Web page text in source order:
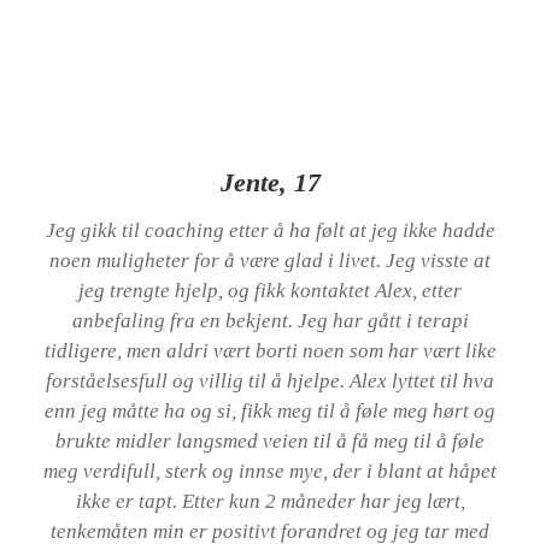
Jente, 17
Jeg gikk til coaching etter å ha følt at jeg ikke hadde
noen muligheter for å være glad i livet. Jeg visste at
jeg trengte hjelp, og fikk kontaktet Alex, etter
anbefaling fra en bekjent. Jeg har gått i terapi
tidligere, men aldri vært borti noen som har vært like
forståelsesfull og villig til å hjelpe. Alex lyttet til hva
enn jeg måtte ha og si, fikk meg til å føle meg hørt og
brukte midler langsmed veien til å få meg til å føle
meg verdifull, sterk og innse mye, der i blant at håpet
ikke er tapt. Etter kun 2 måneder har jeg lært,
tenkemåten min er positivt forandret og jeg tar med